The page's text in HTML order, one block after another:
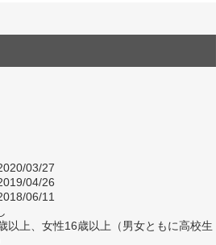
03/27
04/26
06/11
以上、女性16歳以上（男女ともに高校生